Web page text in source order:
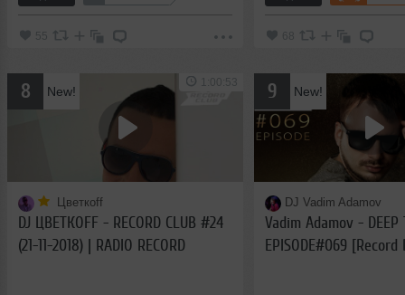
55 68
8 New!
Цветкоff
DJ ЦВЕТКОFF - RECORD CLUB #24
(21-11-2018) | RADIO RECORD
1:00:53 9 New!
DJ Vadim Adamov
Vadim Adamov - DEEP
EPISODE#069 [Record